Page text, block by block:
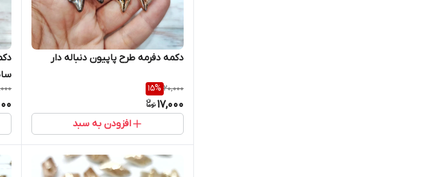
دکمه دفرمه طرح پاپیون دنباله دار
20,000
15%
17,000
افزودن به سبد